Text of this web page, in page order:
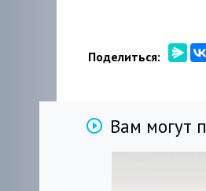
Поделиться:
Вам могут